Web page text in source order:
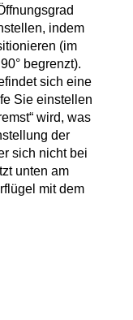
indem
(im
begrenzt).
sich eine
Sie einstellen
wird, was
der
sich nicht bei
unten am
mit dem